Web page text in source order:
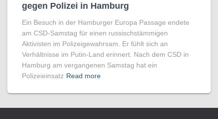
gegen Polizei in Hamburg
Ein Besuch in der Hamburger Europa Passage endete
am CSD-Samstag für einen russischstämmigen
Aktivisten im Polizeigewahrsam. Er fühlt sich an
Verhältnisse im Putin-Land erinnert. Nach dem CSD in
Hamburg am vergangenen Samstag hat ein
Polizeieinsatz Read more